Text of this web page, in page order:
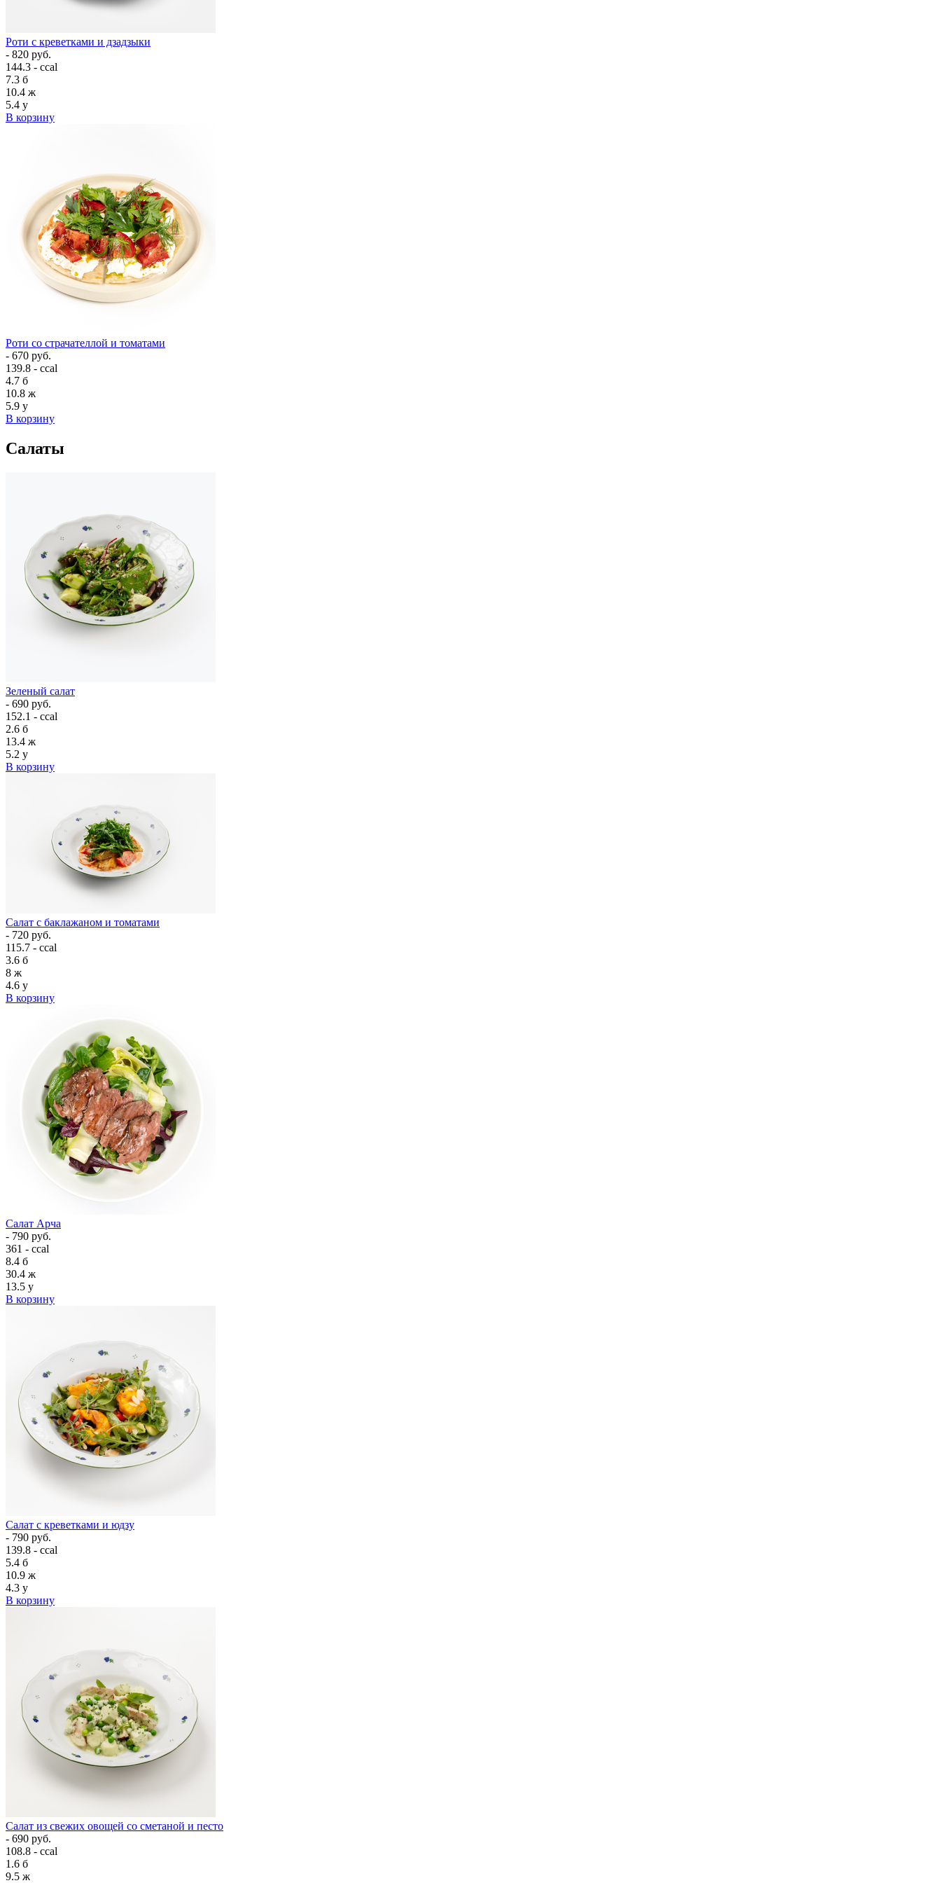
Роти с креветками и дзадзыки
- 820 руб.
144.3 - ccal
7.3 б
10.4 ж
5.4 у
В корзину
Роти со страчателлой и томатами
- 670 руб.
139.8 - ccal
4.7 б
10.8 ж
5.9 у
В корзину
Салаты
Зеленый салат
- 690 руб.
152.1 - ccal
2.6 б
13.4 ж
5.2 у
В корзину
Салат с баклажаном и томатами
- 720 руб.
115.7 - ccal
3.6 б
8 ж
4.6 у
В корзину
Салат Арча
- 790 руб.
361 - ccal
8.4 б
30.4 ж
13.5 у
В корзину
Салат с креветками и юдзу
- 790 руб.
139.8 - ccal
5.4 б
10.9 ж
4.3 у
В корзину
Салат из свежих овощей со сметаной и песто
- 690 руб.
108.8 - ccal
1.6 б
9.5 ж